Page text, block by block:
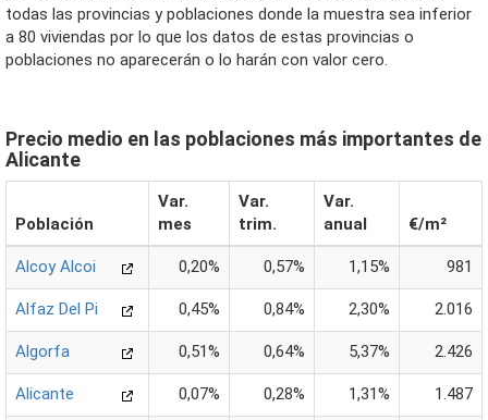
todas las provincias y poblaciones donde la muestra sea inferior
a 80 viviendas por lo que los datos de estas provincias o
poblaciones no aparecerán o lo harán con valor cero.
Precio medio en las poblaciones más importantes de
Alicante
Población
Var.
mes
Var.
trim.
Var.
anual
€/m²
Alcoy Alcoi 0,20% 0,57% 1,15% 981
Alfaz Del Pi 0,45% 0,84% 2,30% 2.016
Algorfa 0,51% 0,64% 5,37% 2.426
Alicante 0,07% 0,28% 1,31% 1.487